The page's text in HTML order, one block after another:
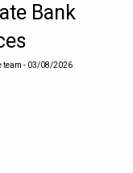
Bank
team - 03/08/2026